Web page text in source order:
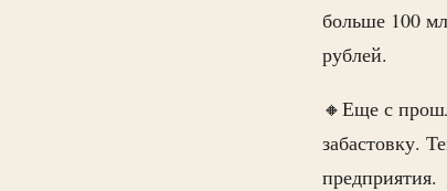
больше 100
рублей.
🔸Еще с
забастовку.
предприятия.